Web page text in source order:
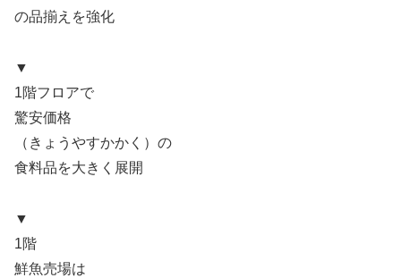
の品揃えを強化
▼
1階フロアで
驚安価格
（きょうやすかかく）の
食料品を大きく展開
▼
1階
鮮魚売場は